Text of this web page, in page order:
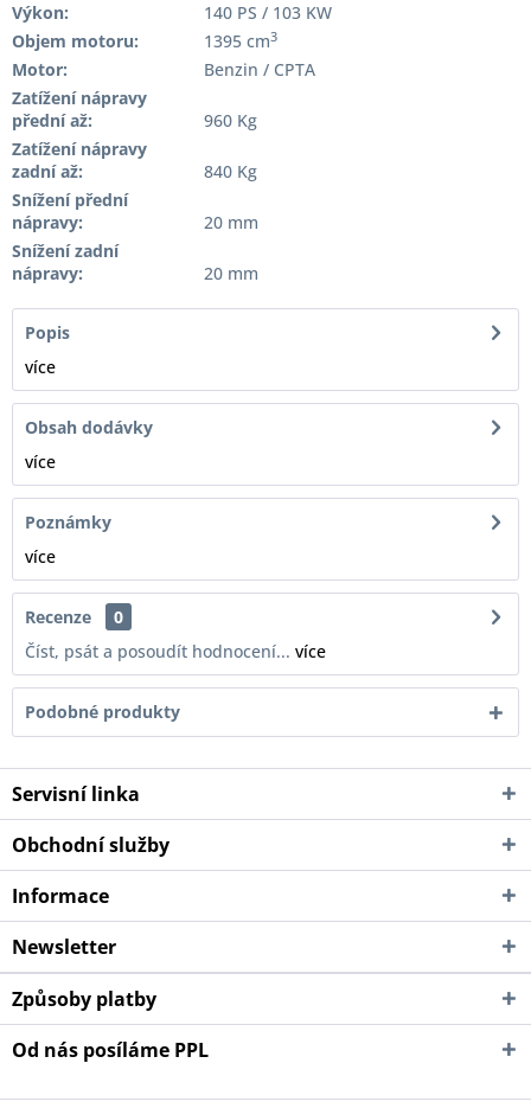
Výkon:
140 PS / 103 KW
Objem motoru:
1395 cm3
Motor:
Benzin / CPTA
Zatížení nápravy
přední až:
960 Kg
Zatížení nápravy
zadní až:
840 Kg
Snížení přední
nápravy:
20 mm
Snížení zadní
nápravy:
20 mm
Popis
více
Obsah dodávky
více
Poznámky
více
Recenze
0
Číst, psát a posoudít hodnocení... více
Podobné produkty
Servisní linka
Obchodní služby
Informace
Newsletter
Způsoby platby
Od nás posíláme PPL